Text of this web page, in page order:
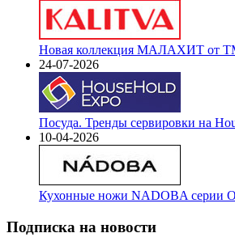
Новая коллекция МАЛАХИТ от ТМ
24-07-2026
Посуда. Тренды сервировки на
10-04-2026
Кухонные ножи NADOBA серии
Подписка на новости